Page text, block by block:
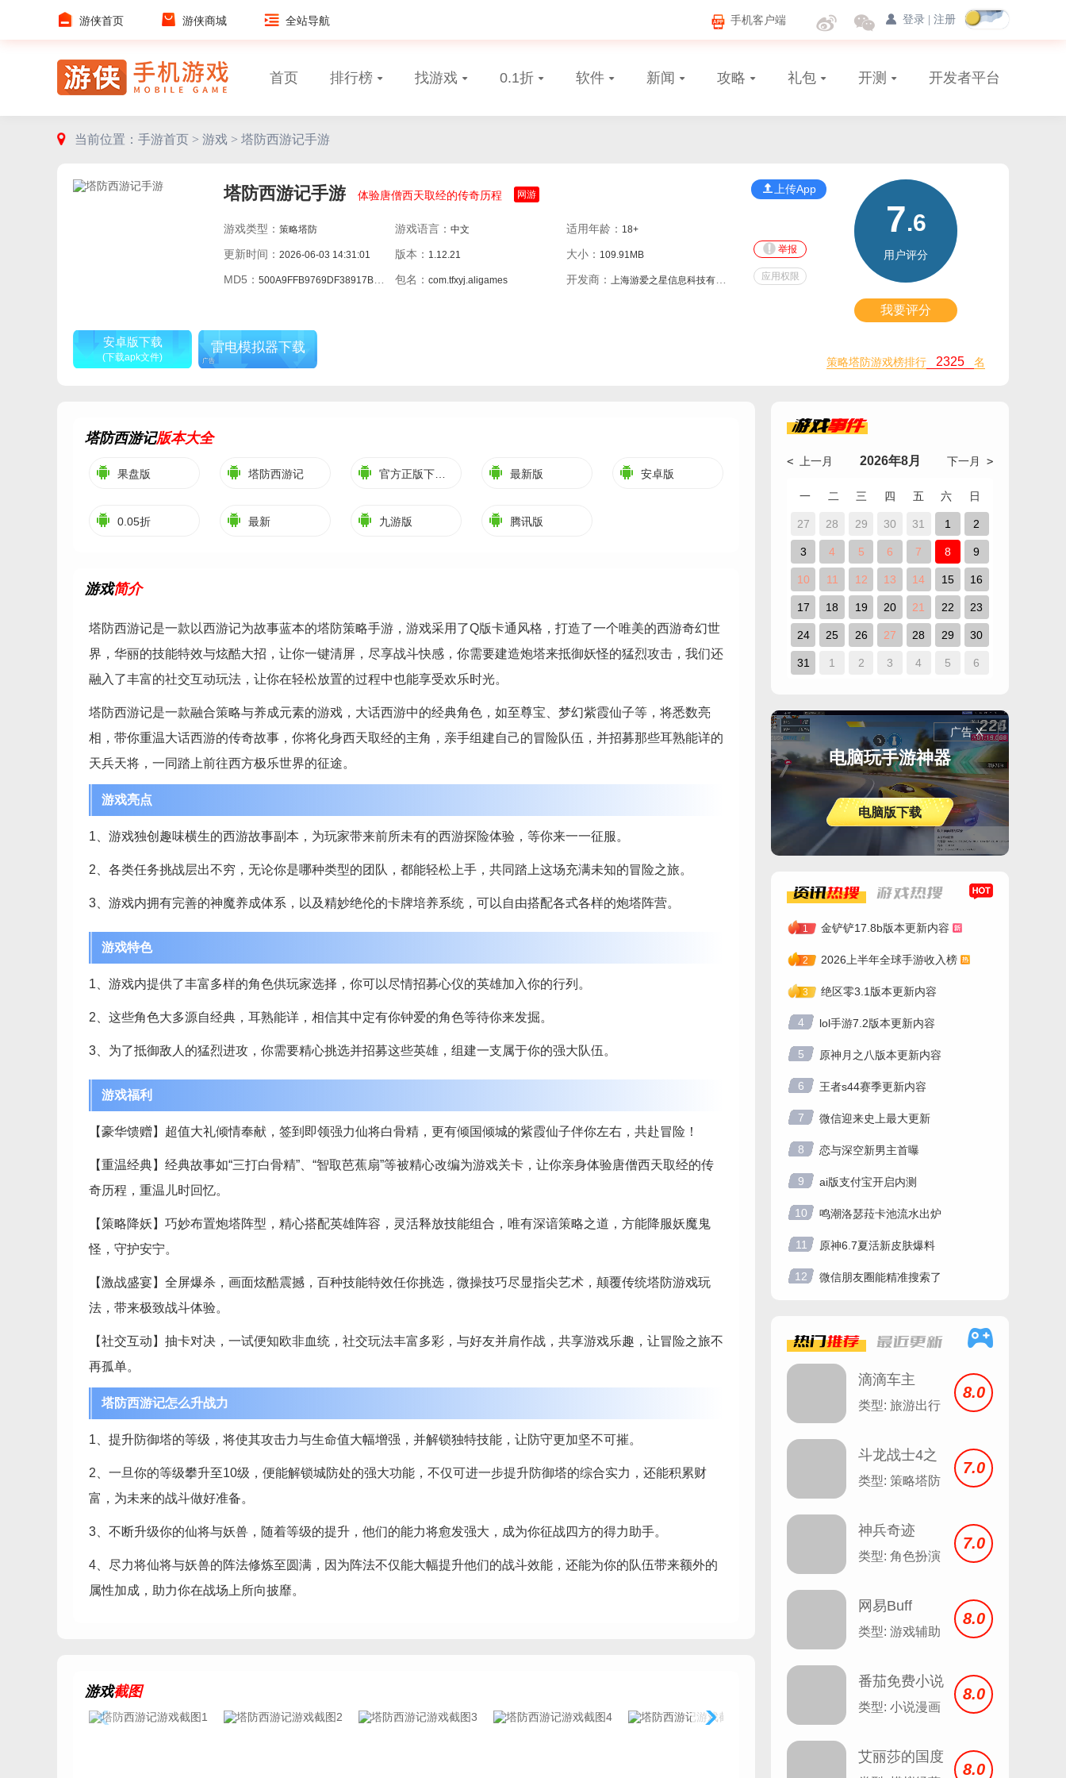
游侠首页 游侠商城 全站导航 登录 注册
手机客户端
首页 排行榜 找游戏 0.1折 软件 新闻 攻略 礼包 开测 开发者平台
当前位置： 手游首页 > 游戏 > 塔防西游记手游
塔防西游记手游 体验唐僧西天取经的传奇历程 网游
游戏类型： 策略塔防 游戏语言： 中文 适用年龄： 18+
更新时间： 2026-06-03 14:31:01 版本： 1.12.21 大小： 109.91MB
MD5： 500A9FFB9769DF38917BB18C6394BAA0 包名： com.tfxyj.aligames 开发商： 上海游爱之星信息科技有限公司
上传App
举报
应用权限
7.6
用户评分
我要评分
策略塔防游戏榜排行 2325 名
安卓版下载
(下载apk文件)
雷电模拟器下载
广告
塔防西游记版本大全
果盘版 塔防西游记 最新版 安卓版
0.05折 最新 九游版 腾讯版
游戏简介
塔防西游记是一款以西游记为故事蓝本的塔防策略手游，游戏采用了Q版卡通风格，打造了一个唯美的西游奇幻世
界，华丽的技能特效与炫酷大招，让你一键清屏，尽享战斗快感，你需要建造炮塔来抵御妖怪的猛烈攻击，我们还
融入了丰富的社交互动玩法，让你在轻松放置的过程中也能享受欢乐时光。
塔防西游记是一款融合策略与养成元素的游戏，大话西游中的经典角色，如至尊宝、梦幻紫霞仙子等，将悉数亮
相，带你重温大话西游的传奇故事，你将化身西天取经的主角，亲手组建自己的冒险队伍，并招募那些耳熟能详的
天兵天将，一同踏上前往西方极乐世界的征途。
游戏亮点
1、游戏独创趣味横生的西游故事副本，为玩家带来前所未有的西游探险体验，等你来一一征服。
2、各类任务挑战层出不穷，无论你是哪种类型的团队，都能轻松上手，共同踏上这场充满未知的冒险之旅。
3、游戏内拥有完善的神魔养成体系，以及精妙绝伦的卡牌培养系统，可以自由搭配各式各样的炮塔阵营。
游戏特色
1、游戏内提供了丰富多样的角色供玩家选择，你可以尽情招募心仪的英雄加入你的行列。
2、这些角色大多源自经典，耳熟能详，相信其中定有你钟爱的角色等待你来发掘。
3、为了抵御敌人的猛烈进攻，你需要精心挑选并招募这些英雄，组建一支属于你的强大队伍。
游戏福利
【豪华馈赠】超值大礼倾情奉献，签到即领强力仙将白骨精，更有倾国倾城的紫霞仙子伴你左右，共赴冒险！
【重温经典】经典故事如“三打白骨精”、“智取芭蕉扇”等被精心改编为游戏关卡，让你亲身体验唐僧西天取经的传
奇历程，重温儿时回忆。
【策略降妖】巧妙布置炮塔阵型，精心搭配英雄阵容，灵活释放技能组合，唯有深谙策略之道，方能降服妖魔鬼
怪，守护安宁。
【激战盛宴】全屏爆杀，画面炫酷震撼，百种技能特效任你挑选，微操技巧尽显指尖艺术，颠覆传统塔防游戏玩
法，带来极致战斗体验。
【社交互动】抽卡对决，一试便知欧非血统，社交玩法丰富多彩，与好友并肩作战，共享游戏乐趣，让冒险之旅不
再孤单。
塔防西游记怎么升战力
1、提升防御塔的等级，将使其攻击力与生命值大幅增强，并解锁独特技能，让防守更加坚不可摧。
2、一旦你的等级攀升至10级，便能解锁城防处的强大功能，不仅可进一步提升防御塔的综合实力，还能积累财
富，为未来的战斗做好准备。
3、不断升级你的仙将与妖兽，随着等级的提升，他们的能力将愈发强大，成为你征战四方的得力助手。
4、尽力将仙将与妖兽的阵法修炼至圆满，因为阵法不仅能大幅提升他们的战斗效能，还能为你的队伍带来额外的
属性加成，助力你在战场上所向披靡。
游戏截图
游戏事件
< 上一月 2026年8月 下一月 >
一 二 三 四 五 六 日
27 28 29 30 31 1 2
3 4 5 6 7 8 9
10 11 12 13 14 15 16
17 18 19 20 21 22 23
24 25 26 27 28 29 30
31 1 2 3 4 5 6
电脑玩手游神器
电脑版下载
广告 X
资讯热搜 游戏热搜
1 金铲铲17.8b版本更新内容
2 2026上半年全球手游收入榜
3 绝区零3.1版本更新内容
4 lol手游7.2版本更新内容
5 原神月之八版本更新内容
6 王者s44赛季更新内容
7 微信迎来史上最大更新
8 恋与深空新男主首曝
9 ai版支付宝开启内测
10 鸣潮洛瑟菈卡池流水出炉
11 原神6.7夏活新皮肤爆料
12 微信朋友圈能精准搜索了
热门推荐 最近更新
滴滴车主
8.1.12
类型: 旅游出行
8.0
斗龙战士4之
双龙核
类型: 策略塔防
7.0
神兵奇迹
类型: 角色扮演
7.0
网易Buff
类型: 游戏辅助
8.0
番茄免费小说
安卓
类型: 小说漫画
8.0
艾丽莎的国度
8.0